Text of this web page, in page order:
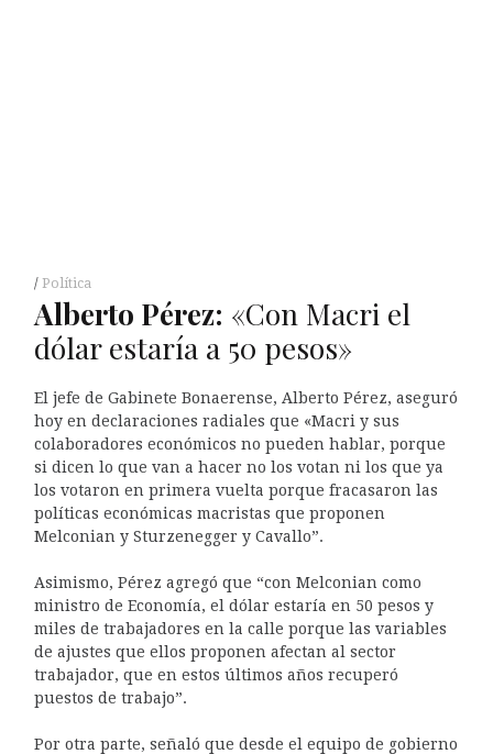
Política
Alberto Pérez: «Con Macri el
dólar estaría a 50 pesos»
El jefe de Gabinete Bonaerense, Alberto Pérez, aseguró
hoy en declaraciones radiales que «Macri y sus
colaboradores económicos no pueden hablar, porque
si dicen lo que van a hacer no los votan ni los que ya
los votaron en primera vuelta porque fracasaron las
políticas económicas macristas que proponen
Melconian y Sturzenegger y Cavallo”.
Asimismo, Pérez agregó que “con Melconian como
ministro de Economía, el dólar estaría en 50 pesos y
miles de trabajadores en la calle porque las variables
de ajustes que ellos proponen afectan al sector
trabajador, que en estos últimos años recuperó
puestos de trabajo”.
Por otra parte, señaló que desde el equipo de gobierno